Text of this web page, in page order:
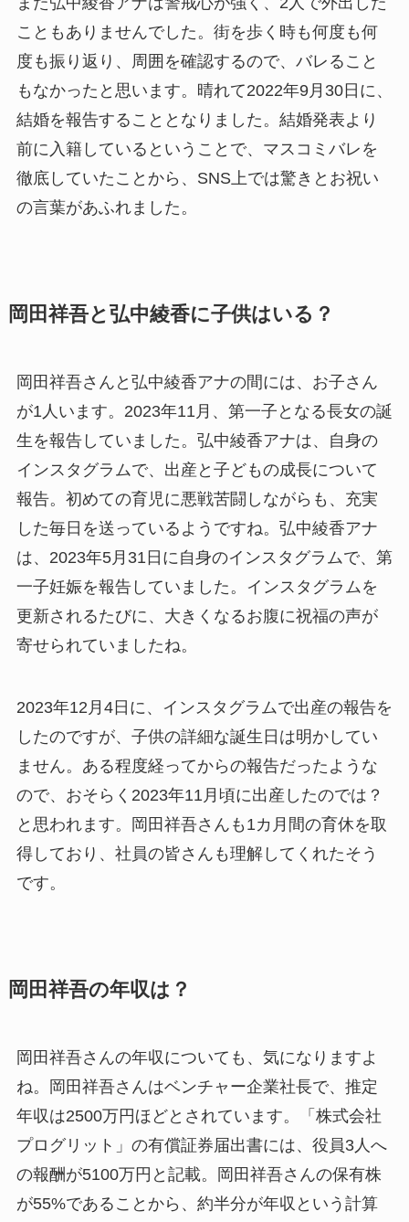
こともありませんでした。街を歩く時も何度も何
度も振り返り、周囲を確認するので、バレること
もなかったと思います。晴れて2022年9月30日に、
結婚を報告することとなりました。結婚発表より
前に入籍しているということで、マスコミバレを
徹底していたことから、SNS上では驚きとお祝い
の言葉があふれました。
岡田祥吾と弘中綾香に子供はいる？
岡田祥吾さんと弘中綾香アナの間には、お子さん
が1人います。2023年11月、第一子となる長女の誕
生を報告していました。弘中綾香アナは、自身の
インスタグラムで、出産と子どもの成長について
報告。初めての育児に悪戦苦闘しながらも、充実
した毎日を送っているようですね。弘中綾香アナ
は、2023年5月31日に自身のインスタグラムで、第
一子妊娠を報告していました。インスタグラムを
更新されるたびに、大きくなるお腹に祝福の声が
寄せられていましたね。
2023年12月4日に、インスタグラムで出産の報告を
したのですが、子供の詳細な誕生日は明かしてい
ません。ある程度経ってからの報告だったような
ので、おそらく2023年11月頃に出産したのでは？
と思われます。岡田祥吾さんも1カ月間の育休を取
得しており、社員の皆さんも理解してくれたそう
です。
岡田祥吾の年収は？
岡田祥吾さんの年収についても、気になりますよ
ね。岡田祥吾さんはベンチャー企業社長で、推定
年収は2500万円ほどとされています。「株式会社
プログリット」の有償証券届出書には、役員3人へ
の報酬が5100万円と記載。岡田祥吾さんの保有株
が55%であることから、約半分が年収という計算